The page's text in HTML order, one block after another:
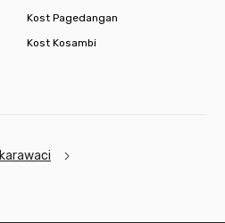
Kost Pagedangan
Kost Kosambi
karawaci